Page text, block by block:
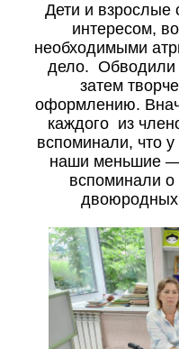
Дети и
интересом,
необходимыми
дело. Обводили
затем
оформлению.
каждого из
вспоминали, что
наши меньшие —
вспоминали о
двоюродных